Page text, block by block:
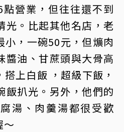
營業，但往往還不到
光。比起其他名店，老
小，一碗50元，但爌肉
醬油、甘蔗頭與大骨高
上白飯 ，超級下飯，
飯扒光。另外，他們的
湯、肉羹湯都很受歡
～